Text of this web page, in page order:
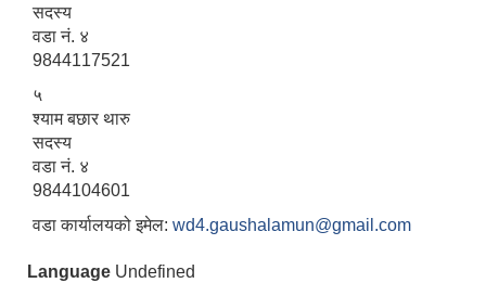
सदस्य
वडा नं. ४
9844117521
५
श्याम बछार थारु
सदस्य
वडा नं. ४
9844104601
वडा कार्यालयको इमेल: wd4.gaushalamun@gmail.com
Language Undefined